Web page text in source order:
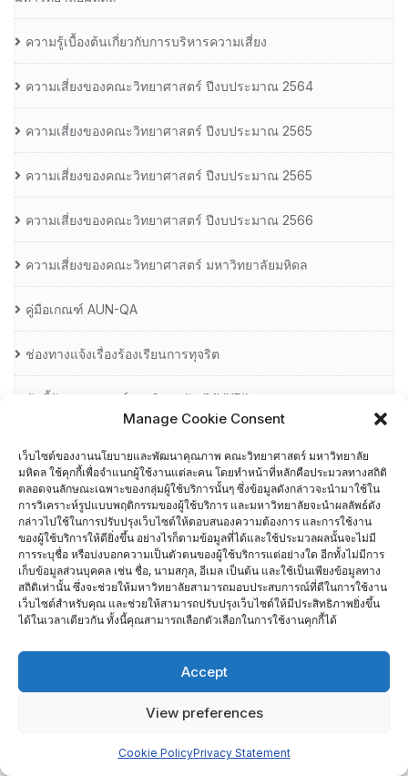
Manage Cookie Consent
เว็บไซต์ของงานนโยบายและพัฒนาคุณภาพ คณะวิทยาศาสตร์ มหาวิทยาลัย
มหิดล ใช้คุกกี้เพื่อจำแนกผู้ใช้งานแต่ละคน โดยทำหน้าที่หลักคือประมวลทางสถิติ
ตลอดจนลักษณะเฉพาะของกลุ่มผู้ใช้บริการนั้นๆ ซึ่งข้อมูลดังกล่าวจะนำมาใช้ใน
การวิเคราะห์รูปแบบพฤติกรรมของผู้ใช้บริการ และมหาวิทยาลัยจะนำผลลัพธ์ดัง
กล่าวไปใช้ในการปรับปรุงเว็บไซต์ให้ตอบสนองความต้องการ และการใช้งาน
ของผู้ใช้บริการให้ดียิ่งขึ้น อย่างไรก็ตามข้อมูลที่ได้และใช้ประมวลผลนั้นจะไม่มี
การระบุชื่อ หรือบ่งบอกความเป็นตัวตนของผู้ใช้บริการแต่อย่างใด อีกทั้งไม่มีการ
เก็บข้อมูลส่วนบุคคล เช่น ชื่อ, นามสกุล, อีเมล เป็นต้น และใช้เป็นเพียงข้อมูลทาง
สถิติเท่านั้น ซึ่งจะช่วยให้มหาวิทยาลัยสามารถมอบประสบการณ์ที่ดีในการใช้งาน
เว็บไซต์สำหรับคุณ และช่วยให้สามารถปรับปรุงเว็บไซต์ให้มีประสิทธิภาพยิ่งขึ้น
ได้ในเวลาเดียวกัน ทั้งนี้คุณสามารถเลือกตัวเลือกในการใช้งานคุกกี้ได้
Accept
View preferences
Cookie PolicyPrivacy Statement
ความรู้เบื้องต้นเกี่ยวกับการบริหารความเสี่ยง
ความเสี่ยงของคณะวิทยาศาสตร์ ปีงบประมาณ 2564
ความเสี่ยงของคณะวิทยาศาสตร์ ปีงบประมาณ 2565
ความเสี่ยงของคณะวิทยาศาสตร์ ปีงบประมาณ 2565
ความเสี่ยงของคณะวิทยาศาสตร์ ปีงบประมาณ 2566
ความเสี่ยงของคณะวิทยาศาสตร์ มหาวิทยาลัยมหิดล
คู่มือเกณฑ์ AUN-QA
ช่องทางแจ้งเรื่องร้องเรียนการทุจริต
ตัวชี้วัดยุทธศาสตร์มหาวิทยาลัย (MUKPI)
นย. 05-1 ความต้องการ/ความคาดหวังต่อการเข้าทำงานที่คณะ
วิทยาศาสตร์
นย.02-1 ความพึงพอใจของนักศึกษาต่อสิ่งสนับสนุนการเรียนรู้ คณะ
วิทยาศาสตร์
นย.03-2 ความพึงพอใจของผู้ปฏิบัติงานในสังกัด คณะวิทยาศาสตร์
นย.04-1 ความต้องการ/ความคาดหวังต่อการเข้าศึกษาที่คณะ
นย.04-2 ความต้องการ/ความคาดหวังต่อการให้บุตรหลานศึกษาที่